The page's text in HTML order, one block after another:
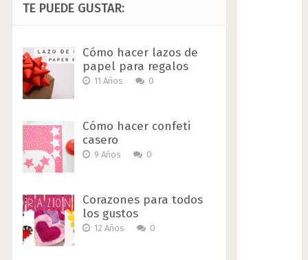
TE PUEDE GUSTAR:
Cómo hacer lazos de
papel para regalos
11 Años 0
Cómo hacer confeti
casero
9 Años 0
Corazones para todos
los gustos
12 Años 0